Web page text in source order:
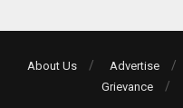
About Us Advertise
Grievance